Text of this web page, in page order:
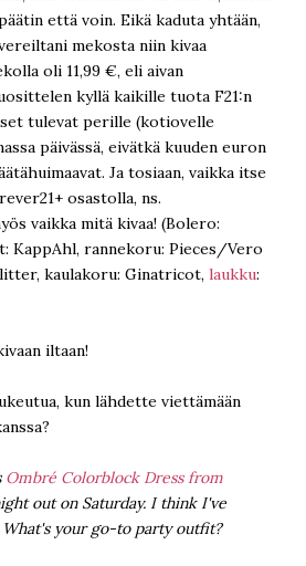
että voin. Eikä kaduta yhtään,
mekosta niin kivaa
oli 11,99 €, eli aivan
kyllä kaikille tuota F21:n
tulevat perille (kotiovelle
päivässä, eivätkä kuuden euron
Ja tosiaan, vaikka itse
osastolla, ns.
vaikka mitä kivaa! (Bolero:
KappAhl, rannekoru: Pieces/Vero
kaulakoru: Ginatricot, laukku:
iltaan!
kun lähdette viettämään
Ombré Colorblock Dress from
out on Saturday. I think I've
your go-to party outfit?